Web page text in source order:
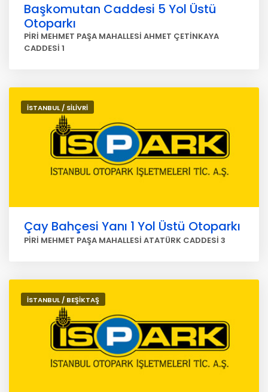
Başkomutan Caddesi 5 Yol Üstü
Otoparkı
PİRİ MEHMET PAŞA MAHALLESİ AHMET ÇETİNKAYA
CADDESİ 1
İSTANBUL / SİLİVRİ
Çay Bahçesi Yanı 1 Yol Üstü Otoparkı
PİRİ MEHMET PAŞA MAHALLESİ ATATÜRK CADDESİ 3
İSTANBUL / BEŞİKTAŞ